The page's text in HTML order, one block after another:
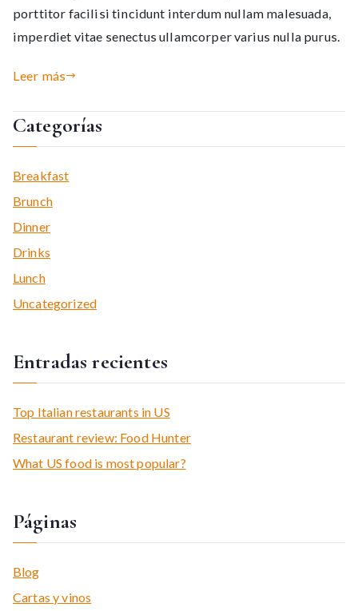
porttitor facilisi tincidunt interdum nullam malesuada,
imperdiet vitae senectus ullamcorper varius nulla purus.
Leer más
Categorías
Breakfast
Brunch
Dinner
Drinks
Lunch
Uncategorized
Entradas recientes
Top Italian restaurants in US
Restaurant review: Food Hunter
What US food is most popular?
Páginas
Blog
Cartas y vinos